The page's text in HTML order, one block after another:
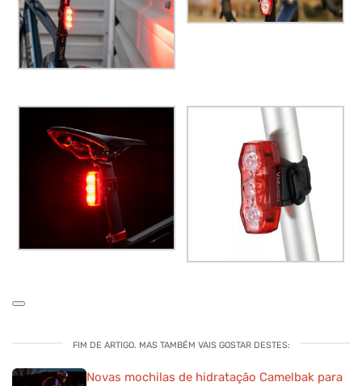
FIM DE ARTIGO. MAS TAMBÉM VAIS GOSTAR DESTES:
Novas mochilas de hidratação Camelbak para